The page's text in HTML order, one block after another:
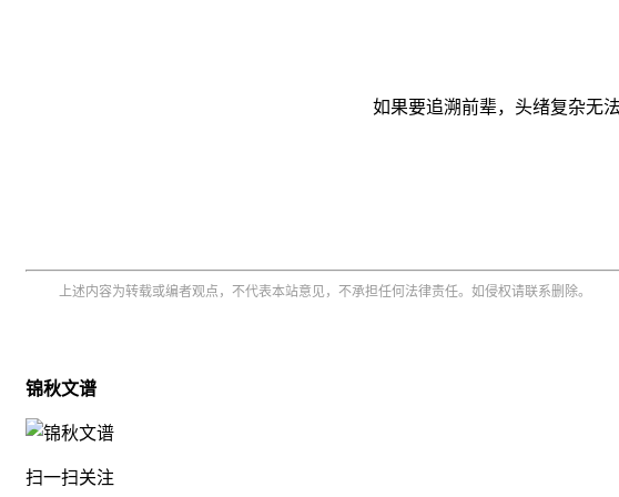
如果要追溯前辈，头绪复杂无
上述内容为转载或编者观点，不代表本站意见，不承担任何法律责任。如侵权请联系删除。
锦秋文谱
扫一扫关注